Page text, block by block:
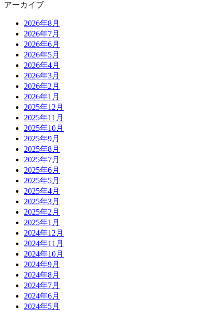
アーカイブ
2026年8月
2026年7月
2026年6月
2026年5月
2026年4月
2026年3月
2026年2月
2026年1月
2025年12月
2025年11月
2025年10月
2025年9月
2025年8月
2025年7月
2025年6月
2025年5月
2025年4月
2025年3月
2025年2月
2025年1月
2024年12月
2024年11月
2024年10月
2024年9月
2024年8月
2024年7月
2024年6月
2024年5月